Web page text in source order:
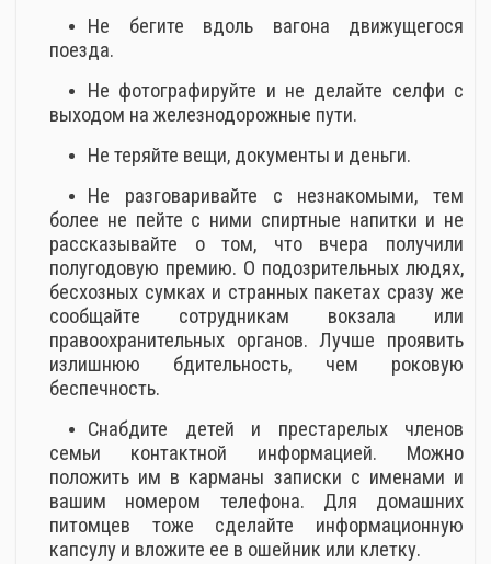
Не бегите вдоль вагона движущегося
поезда.
Не фотографируйте и не делайте селфи с
выходом на железнодорожные пути.
Не теряйте вещи, документы и деньги.
Не разговаривайте с незнакомыми, тем
более не пейте с ними спиртные напитки и не
рассказывайте о том, что вчера получили
полугодовую премию. О подозрительных людях,
бесхозных сумках и странных пакетах сразу же
сообщайте сотрудникам вокзала или
правоохранительных органов. Лучше проявить
излишнюю бдительность, чем роковую
беспечность.
Снабдите детей и престарелых членов
семьи контактной информацией. Можно
положить им в карманы записки с именами и
вашим номером телефона. Для домашних
питомцев тоже сделайте информационную
капсулу и вложите ее в ошейник или клетку.